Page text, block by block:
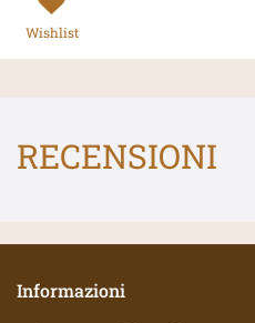
Wishlist
RECENSIONI
Informazioni